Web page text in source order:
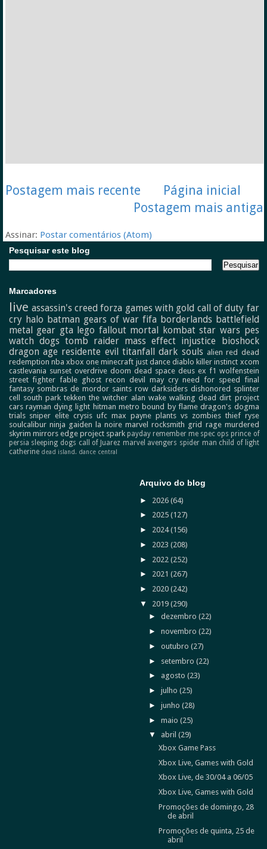
Postagem mais recente
Postagem mais antiga
Página inicial
Assinar: Postar comentários (Atom)
Pesquisar este blog
Marcadores
live assassin's creed forza games with gold call of duty far
cry halo batman gears of war fifa borderlands battlefield
metal gear gta lego fallout mortal kombat star wars pes
watch dogs tomb raider mass effect injustice bioshock
dragon age residente evil titanfall dark souls alien red dead
redemption nba xbox one minecraft just dance diablo killer instinct xcom
castlevania sunset overdrive doom dead space deus ex f1 wolfenstein
street fighter fable ghost recon devil may cry need for speed final
fantasy sombras de mordor saints row darksiders dishonored splinter
cell
south park tekken the witcher alan wake walking dead dirt project
cars rayman dying light hitman metro bound by flame dragon's dogma
trials sniper elite crysis ufc max payne plants vs zombies thief ryse
soulcalibur ninja gaiden la noire marvel rocksmith grid rage murdered
skyrim mirrors edge project spark payday remember me spec ops prince of
persia sleeping dogs call of Juarez marvel avengers spider man child of light
catherine dead island. dance central
Arquivo do blog
► 2026 (64)
► 2025 (127)
► 2024(156)
► 2023 (208)
► 2022 (252)
► 2021 (267)
► 2020 (242)
▼ 2019 (290)
►dezembro(22)
►novembro(22)
►outubro(27)
► setembro(22)
► agosto(23)
►julho(25)
►junho(28)
►maio(25)
▼ abril(29)
Xbox Game Pass
Xbox Live, Games with Gold
Xbox Live, de 30/04 a 06/05
Xbox Live, Games with Gold
Promoções de domingo, 28
de abril
Promoções de quinta, 25 de
abril